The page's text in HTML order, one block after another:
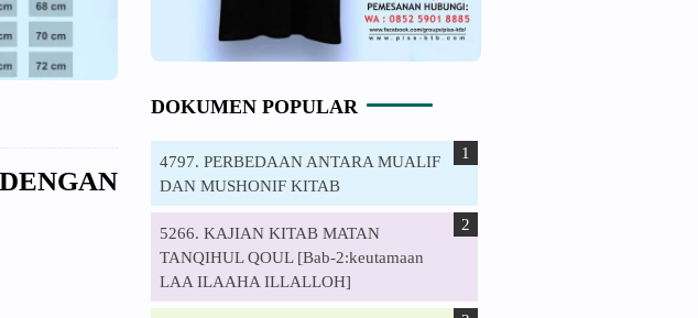
DOKUMEN POPULAR
4797. PERBEDAAN ANTARA MUALIF
DAN MUSHONIF KITAB
5266. KAJIAN KITAB MATAN
TANQIHUL QOUL [Bab-2:keutamaan
LAA ILAAHA ILLALLOH]